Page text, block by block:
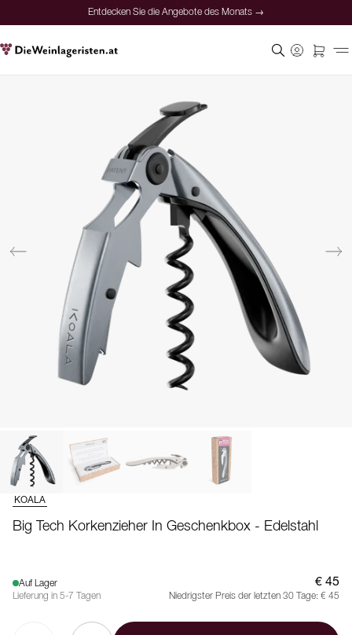
Entdecken Sie die Angebote des Monats →
KOALA
Big Tech Korkenzieher In Geschenkbox - Edelstahl
Auf Lager
Lieferung in 5-7 Tagen
€ 45
Niedrigster Preis der letzten 30 Tage: € 45